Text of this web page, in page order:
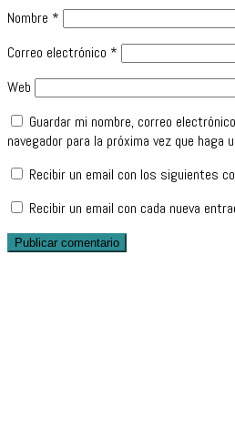
Nombre *
Correo electrónico *
Web
Guardar mi nombre, correo
navegador para la próxima vez que haga
Recibir un email con los siguientes
Recibir un email con cada nueva